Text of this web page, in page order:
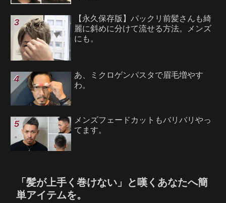
【永久保存版】パックリ前髪さんも綺
麗に斜めに分けて流せる方法。メンズ
にも。
あ、ミクロゲンパスタで眉毛増やす
わ。
メンズフェードカットもバリバリやっ
てます。
「髪が上手く巻けない」と嘆くあなたへ簡
単アイテムを。